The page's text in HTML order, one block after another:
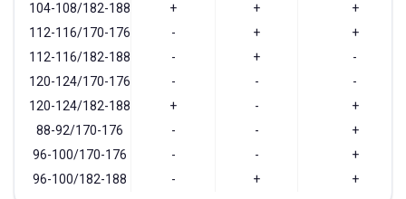
104-108/182-188
+ +
+
112-116/170-176
- +
+
112-116/182-188
- +
-
120-124/170-176
- -
-
120-124/182-188
+ -
+
88-92/170-176
- -
+
96-100/170-176
- -
+
96-100/182-188
- + +